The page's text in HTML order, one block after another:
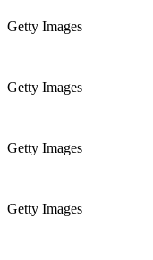
Getty Images
Getty Images
Getty Images
Getty Images